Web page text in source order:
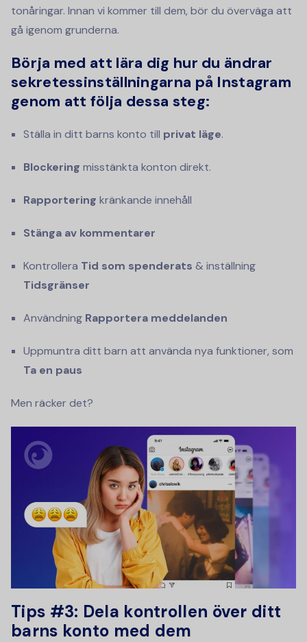
tonåringar. Innan vi kommer till dem, bör du överväga att
gå igenom grunderna.
Börja med att lära dig hur du ändrar
sekretessinställningarna på Instagram
genom att följa dessa steg:
Ställa in ditt barns konto till privat läge.
Blockering misstänkta konton direkt.
Rapportering kränkande innehåll
Stänga av kommentarer
Kontrollera Tid som spenderats & inställning
Tidsgränser
Användning Rapportera meddelanden
Uppmuntra ditt barn att använda nya funktioner, som
Ta en paus
Men räcker det?
Tips #3: Dela kontrollen över ditt
barns konto med dem